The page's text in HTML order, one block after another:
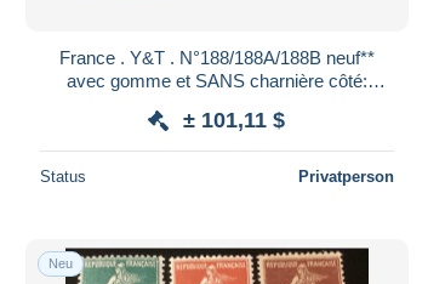
France . Y&T . N°188/188A/188B neuf**
avec gomme et SANS charnière côté:
± 101,11 $
Status Privatperson
Neu